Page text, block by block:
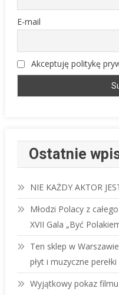
E-mail
Akceptuję politykę
Ostatnie
NIE KAŻDY AKTOR
Młodzi Polacy z
XVII Gala „Być
Ten sklep w
płyt i muzyczne
Wyjątkowy pokaz